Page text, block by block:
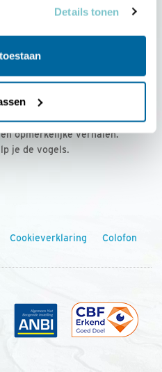
Details tonen
€ 36,00 per jaar
onze leden, met
opmerkelijke verhalen.
je de vogels.
Cookieverklaring Colofon